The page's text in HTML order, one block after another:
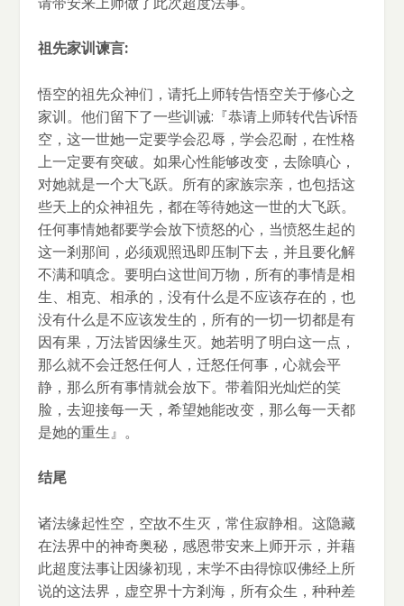
祖先家训谏言:
悟空的祖先众神们，请托上师转告悟空关于修心之
家训。他们留下了一些训诫:『恭请上师转代告诉悟
空，这一世她一定要学会忍辱，学会忍耐，在性格
上一定要有突破。如果心性能够改变，去除嗔心，
对她就是一个大飞跃。所有的家族宗亲，也包括这
些天上的众神祖先，都在等待她这一世的大飞跃。
任何事情她都要学会放下愤怒的心，当愤怒生起的
这一剎那间，必须观照迅即压制下去，并且要化解
不满和嗔念。要明白这世间万物，所有的事情是相
生、相克、相承的，没有什么是不应该存在的，也
没有什么是不应该发生的，所有的一切一切都是有
因有果，万法皆因缘生灭。她若明了明白这一点，
那么就不会迁怒任何人，迁怒任何事，心就会平
静，那么所有事情就会放下。带着阳光灿烂的笑
脸，去迎接每一天，希望她能改变，那么每一天都
是她的重生』。
结尾
诸法缘起性空，空故不生灭，常住寂静相。这隐藏
在法界中的神奇奥秘，感恩带安来上师开示，并藉
此超度法事让因缘初现，末学不由得惊叹佛经上所
说的这法界，虚空界十方剎海，所有众生，种种差